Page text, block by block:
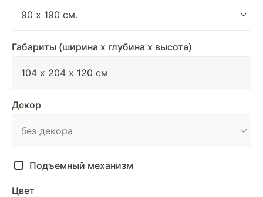
Габариты (ширина х глубина х высота)
Декор
Подъемный механизм
Цвет